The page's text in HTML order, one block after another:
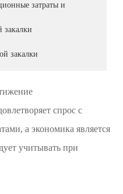
затраты и
закалки
спрос с
а экономика является
учитывать при